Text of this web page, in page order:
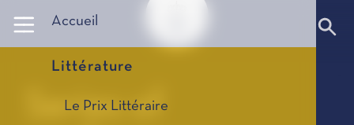
Accueil
Littérature
Le Prix Littéraire
Series of